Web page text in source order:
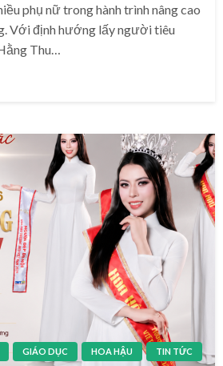
phụ nữ trong hành trình nâng cao
Với định hướng lấy người tiêu
Thu…
GIÁO DỤC HOA HẬU TIN TỨC